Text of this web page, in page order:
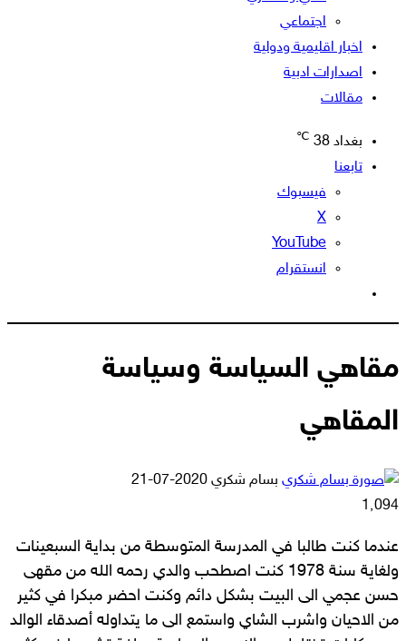
اجتماعي
اخبار اقليمية ودولية
اصدارات ادبية
مقالات
بغداد 38
℃
تابعنا
فيسبوك
‫X
‫YouTube
انستقرام
المظلم
مقاهي السياسة وسياسة
المقاهي
بسام شكري أرسل
2020-07-21
1٬094
عندما كنت طالبا في المدرسة المتوسطة من بداية السبعينات
ولغاية سنة 1978 كنت اصطحب والدي رحمه الله من مقهى
حسن عجمي الى البيت بشكل دائم وكنت احضر مبكرا في كثير
من الاحيان واشرب الشاي واستمع الى ما يتداوله أصدقاء الوالد